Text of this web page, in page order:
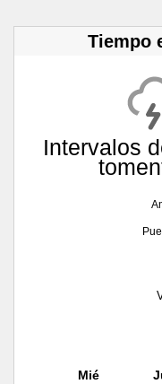
Tiempo
Intervalos
Mié